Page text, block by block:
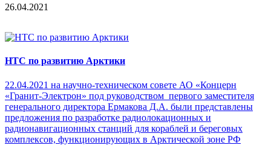
26.04.2021
НТС по развитию Арктики
22.04.2021 на научно-техническом совете АО «Концерн
«Гранит-Электрон» под руководством первого заместителя
генерального директора Ермакова Д.А. были представлены
предложения по разработке радиолокационных и
радионавигационных станций для кораблей и береговых
комплексов, функционирующих в Арктической зоне РФ